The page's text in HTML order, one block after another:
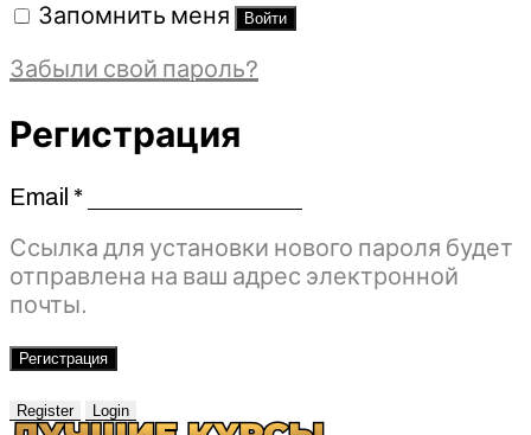
Запомнить меня Войти
Забыли свой пароль?
Регистрация
Email *Обязательно
Ссылка для установки нового пароля будет
отправлена ​​на ваш адрес электронной
почты.
Регистрация
Register Login